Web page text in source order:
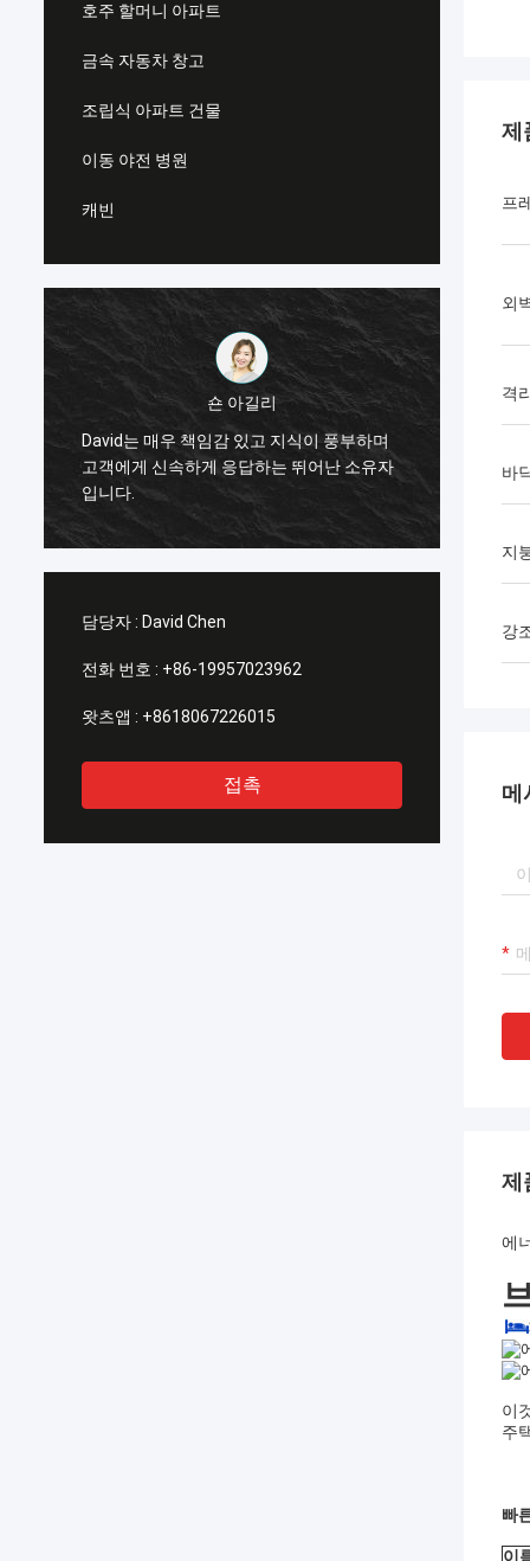
호주 할머니 아파트
금속 자동차 창고
조립식 아파트 건물
이동 야전 병원
캐빈
숀 아길리
David는 매우 책임감 있고 지식이 풍부하며
고객에게 신속하게 응답하는 뛰어난 소유자
입니다.
전 세
Deep
천합
담당자 : David Chen
전화 번호 : +86-19957023962
왓츠앱 : +8618067226015
접촉
제
프
외
격
바
지
강
메
제
에
이
주
빠
이